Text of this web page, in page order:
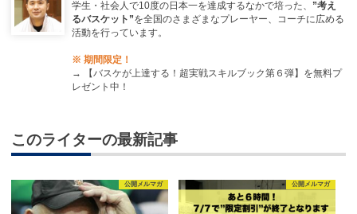
学生・社会人で10度の日本一を達成するなかで培った、 ”考え
るバスケット”を全国のさまざまなプレーヤー、コーチに広める
活動を行っています。
※ 期間限定！
→
【バスケが上達する！超実戦スキルブック第６弾】を無料プ
レゼント中！
このライターの最新記事
公開メルマガ 公開メルマガ